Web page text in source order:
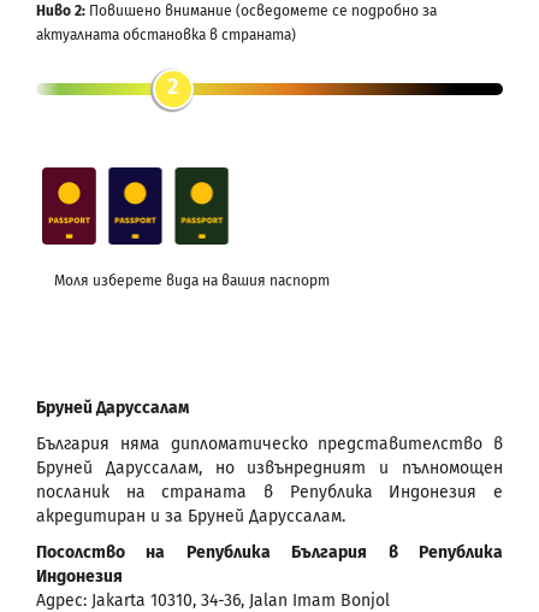
Ниво 2: Повишено внимание (осведомете се подробно за
актуалната обстановка в страната)
2
Моля изберете вида на вашия паспорт
Бруней Даруссалам
България няма дипломатическо представителство в
Бруней Даруссалам, но извънредният и пълномощен
посланик на страната в Република Индoнезия е
акредитиран и за Бруней Даруссалам.
Посолство на Република България в Република
Индонезия
Адрес: Jakarta 10310, 34-36, Jalan Imam Bonjol